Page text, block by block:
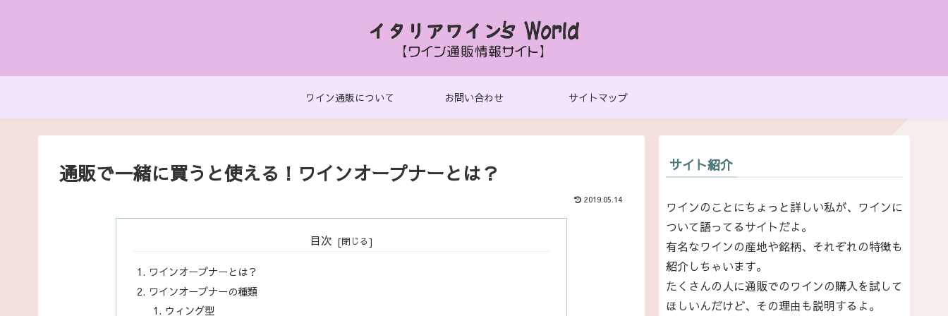
ワイン通販について お問い合わせ サイトマップ
通販で一緒に買うと使える！ワインオープナーとは？
2019.05.14
目次
ワインオープナーとは？
ワインオープナーの種類
ウィング型
サイト紹介
ワインのことにちょっと詳しい私が、ワインに
ついて語ってるサイトだよ。
有名なワインの産地や銘柄、それぞれの特徴も
紹介しちゃいます。
たくさんの人に通販でのワインの購入を試して
ほしいんだけど、その理由も説明するよ。